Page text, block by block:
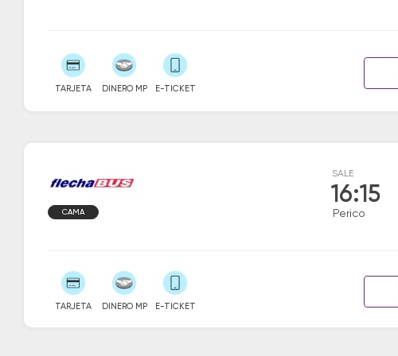
TARJETA DINERO MP E-TICKET
SALE
16:15
Perico
CAMA
TARJETA DINERO MP E-TICKET